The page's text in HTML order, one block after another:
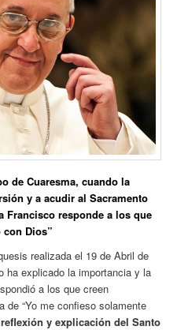
de Cuaresma, cuando la
y a acudir al Sacramento
Francisco responde a los que
Dios”
realizada el 19 de Abril de
ha explicado la importancia y la
a los que creen
de “Yo me confieso solamente
y explicación del Santo